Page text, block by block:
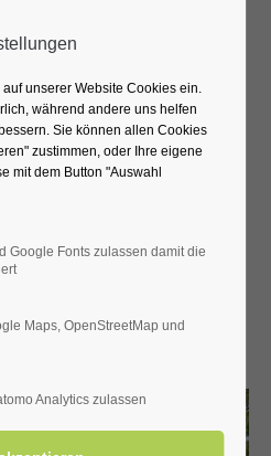
die
WASSERMÜHLE
auf unserer Website Cookies ein.
während andere uns helfen
Sie können allen Cookies
zustimmen, oder Ihre eigene
mit dem Button "Auswahl
Google Fonts zulassen damit die
Maps, OpenStreetMap und
Analytics zulassen